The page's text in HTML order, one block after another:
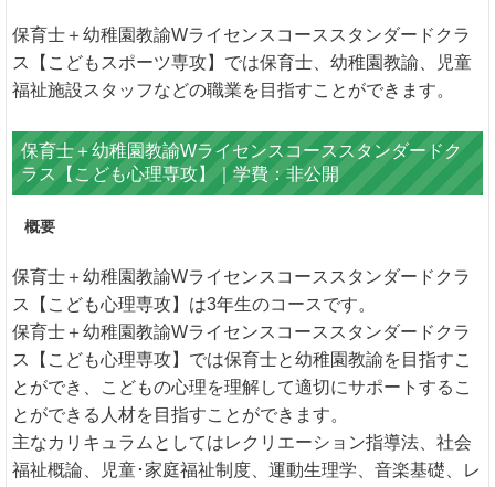
保育士＋幼稚園教諭Wライセンスコーススタンダードクラ
ス【こどもスポーツ専攻】では保育士、幼稚園教諭、児童
福祉施設スタッフなどの職業を目指すことができます。
保育士＋幼稚園教諭Wライセンスコーススタンダードク
ラス【こども心理専攻】｜学費：非公開
概要
保育士＋幼稚園教諭Wライセンスコーススタンダードクラ
ス【こども心理専攻】は3年生のコースです。
保育士＋幼稚園教諭Wライセンスコーススタンダードクラ
ス【こども心理専攻】では保育士と幼稚園教諭を目指すこ
とができ、こどもの心理を理解して適切にサポートするこ
とができる人材を目指すことができます。
主なカリキュラムとしてはレクリエーション指導法、社会
福祉概論、児童･家庭福祉制度、運動生理学、音楽基礎、レ